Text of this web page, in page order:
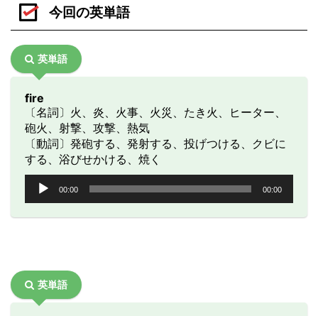
今回の英単語
英単語
fire
〔名詞〕火、炎、火事、火災、たき火、ヒーター、
砲火、射撃、攻撃、熱気
〔動詞〕発砲する、発射する、投げつける、クビに
する、浴びせかける、焼く
ー
00:00 00:00
英単語